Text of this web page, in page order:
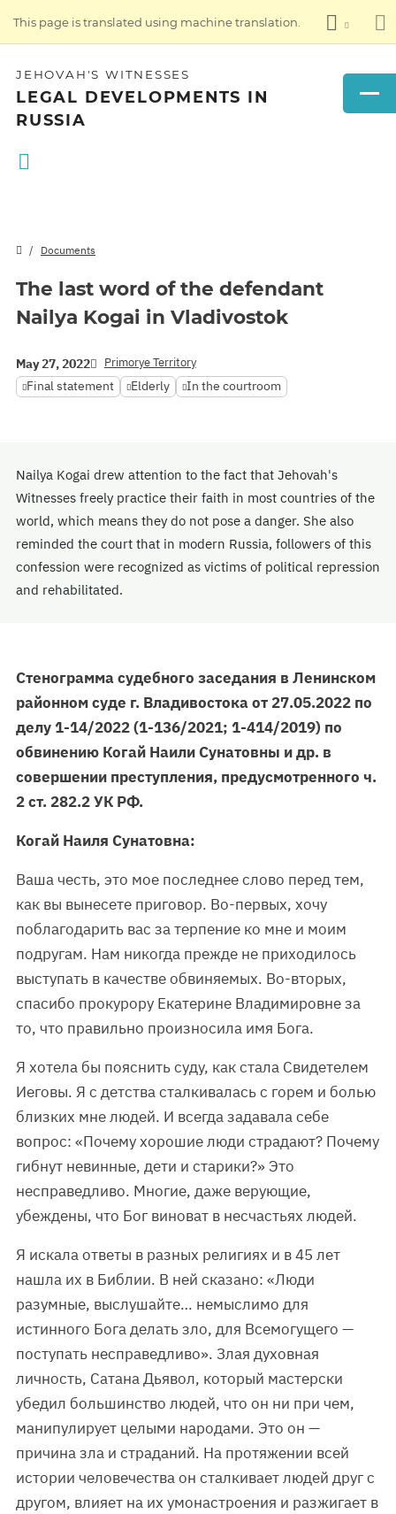
This page is translated using machine translation.
JEHOVAH'S WITNESSES
LEGAL DEVELOPMENTS IN
RUSSIA
Documents
The last word of the defendant
Nailya Kogai in Vladivostok
May 27, 2022 Primorye Territory
Final statement Elderly In the courtroom
Nailya Kogai drew attention to the fact that Jehovah's
Witnesses freely practice their faith in most countries of the
world, which means they do not pose a danger. She also
reminded the court that in modern Russia, followers of this
confession were recognized as victims of political repression
and rehabilitated.
Стенограмма судебного заседания в Ленинском
районном суде г. Владивостока от 27.05.2022 по
делу 1-14/2022 (1-136/2021; 1-414/2019) по
обвинению Когай Наили Сунатовны и др. в
совершении преступления, предусмотренного ч.
2 ст. 282.2 УК РФ.
Когай Наиля Сунатовна:
Ваша честь, это мое последнее слово перед тем,
как вы вынесете приговор. Во-первых, хочу
поблагодарить вас за терпение ко мне и моим
подругам. Нам никогда прежде не приходилось
выступать в качестве обвиняемых. Во-вторых,
спасибо прокурору Екатерине Владимировне за
то, что правильно произносила имя Бога.
Я хотела бы пояснить суду, как стала Свидетелем
Иеговы. Я с детства сталкивалась с горем и болью
близких мне людей. И всегда задавала себе
вопрос: «Почему хорошие люди страдают? Почему
гибнут невинные, дети и старики?» Это
несправедливо. Многие, даже верующие,
убеждены, что Бог виноват в несчастьях людей.
Я искала ответы в разных религиях и в 45 лет
нашла их в Библии. В ней сказано: «Люди
разумные, выслушайте… немыслимо для
истинного Бога делать зло, для Всемогущего —
поступать несправедливо». Злая духовная
личность, Сатана Дьявол, который мастерски
убедил большинство людей, что он ни при чем,
манипулирует целыми народами. Это он —
причина зла и страданий. На протяжении всей
истории человечества он сталкивает людей друг с
другом, влияет на их умонастроения и разжигает в